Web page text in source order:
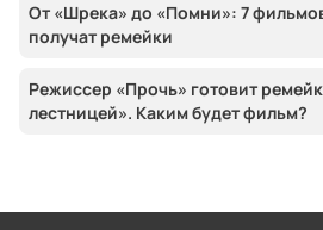
От «Шрека» до «Помни»: 7
получат ремейки
Режиссер «Прочь» готовит
лестницей». Каким будет фильм?